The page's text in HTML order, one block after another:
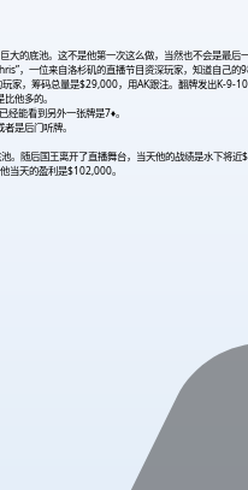
的底池。这不是他第一次这么做，当然也不会是最后一
，一位来自洛杉矶的直播节目资深玩家，知道自己的
筹码总量是$29,000，用AK跟注。翻牌发出K-9-10-
他多的。
能看到另外一张牌是7♦。
是后门听牌。
随后国王离开了直播舞台，当天他的战绩是水下将近
当天的盈利是$102,000。